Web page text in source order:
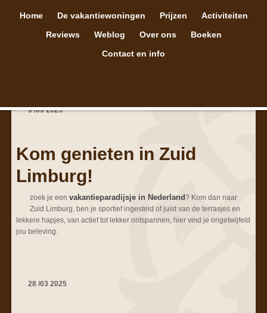
Home De vakantiewoningen Prijzen
Activiteiten
Reviews
Weblog Over ons
Boeken
Contact en info
9 /09 2025
Kom genieten in Zuid
Limburg!
zoek je een vakantieparadijsje in Nederland? Kom dan naar
Zuid Limburg. ben je sportief ingesteld of juist van de terrasjes en
lekkere hapjes, van actief tot lekker ontspannen, hier vind je ongetwijfeld
jou beleving.
28 /03 2025